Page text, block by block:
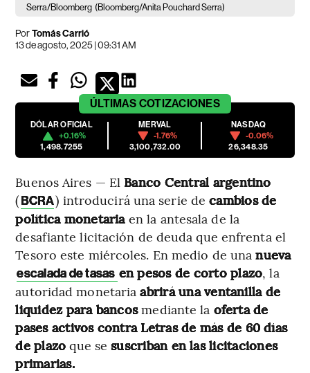
Serra/Bloomberg (Bloomberg/Anita Pouchard Serra)
PorTomás Carrió
13 de agosto, 2025 | 09:31 AM
ÚLTIMAS COTIZACIONES
DÓLAR OFICIAL
+0.16%
1,498.7255
MERVAL
-1.76%
3,100,732.00
NASDAQ
-0.06%
26,348.35
Buenos Aires — El Banco Central argentino
(BCRA) introducirá una serie decambios de
política monetaria en la antesala de la
desafiante licitación de deuda que enfrenta el
Tesoro este miércoles. En medio de unanueva
escalada de tasas en pesos de corto plazo, la
autoridad monetariaabrirá una ventanilla de
liquidez para bancosmediante la oferta de
pases activos contra Letras de más de 60 días
de plazo que sesuscriban en las licitaciones
primarias.